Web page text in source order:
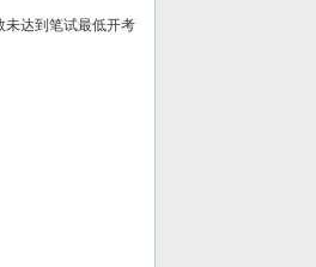
未达到笔试最低开考